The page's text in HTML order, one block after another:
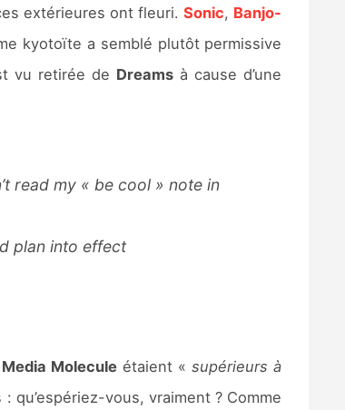
extérieures ont fleuri.Sonic, Banjo-
kyotoïte a semblé plutôt permissive
vu retirée de Dreams à cause d’une
read my « be cool » note in
plan into effect
Media Moleculeétaient «supérieurs à
qu’espériez-vous, vraiment ? Comme